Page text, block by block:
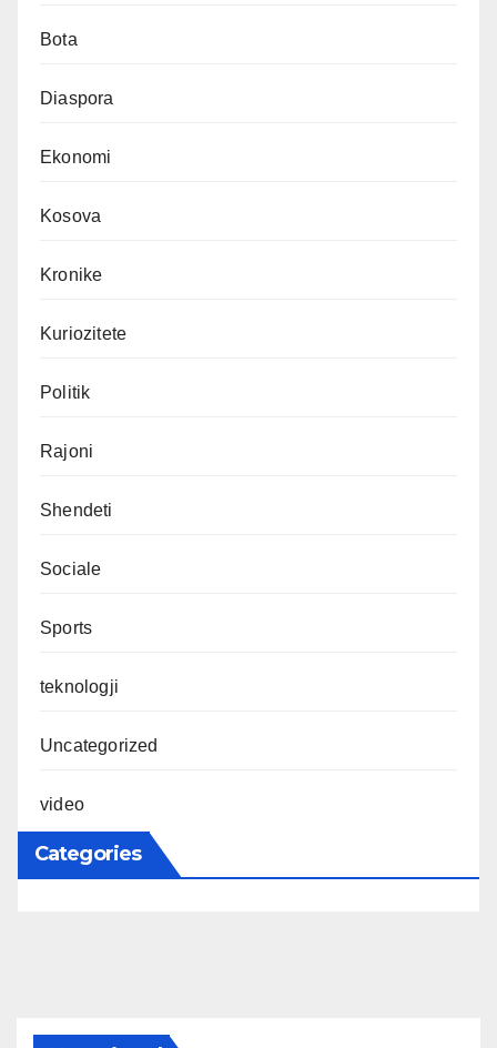
Bota
Diaspora
Ekonomi
Kosova
Kronike
Kuriozitete
Politik
Rajoni
Shendeti
Sociale
Sports
teknologji
Uncategorized
video
Categories